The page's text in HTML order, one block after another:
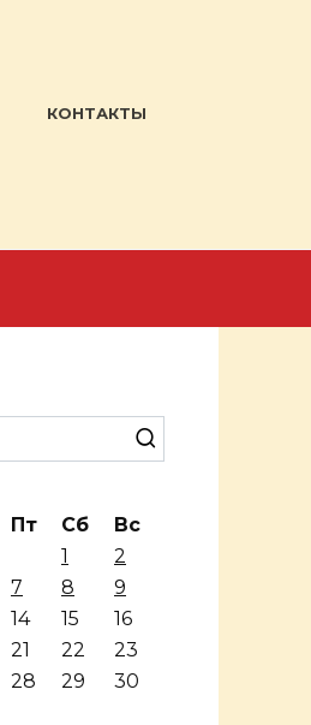
КОНТАКТЫ
Пт Сб
Вс
1
2
7 8
9
14 15
16
21 22
23
28 29
30